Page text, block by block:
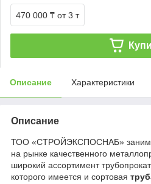
470 000 ₸ от 3 т
Описание Характеристики
Описание
ТОО «СТРОЙЭКСПОСНАБ»
на рынке качественного
широкий ассортимент
которого имеется и сортовая